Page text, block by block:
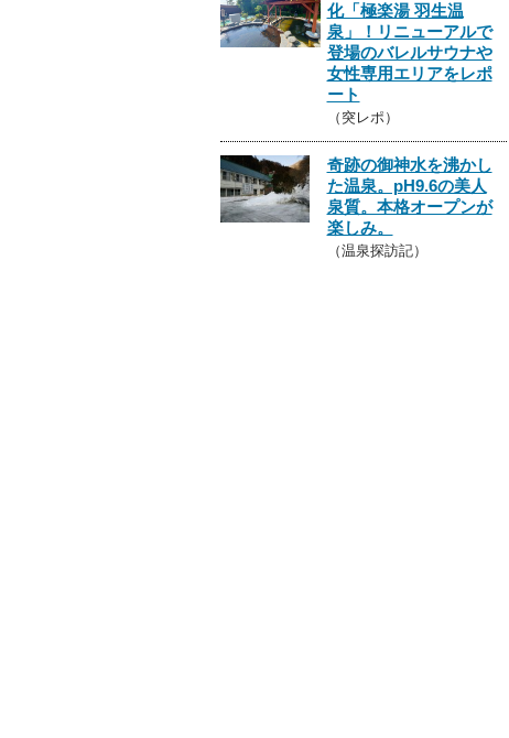
化「極楽湯 羽生温
泉」！リニューアルで
登場のバレルサウナや
女性専用エリアをレポ
ート
（突レポ）
奇跡の御神水を沸かし
た温泉。pH9.6の美人
泉質。本格オープンが
楽しみ。
（温泉探訪記）